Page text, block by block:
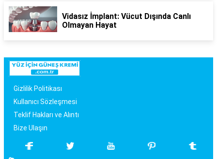
Vidasız İmplant: Vücut Dışında Canlı
Olmayan Hayat
Gizlilik Politikası
Kullanıcı Sözleşmesi
Teklif Hakları ve Alıntı
Bize Ulaşın